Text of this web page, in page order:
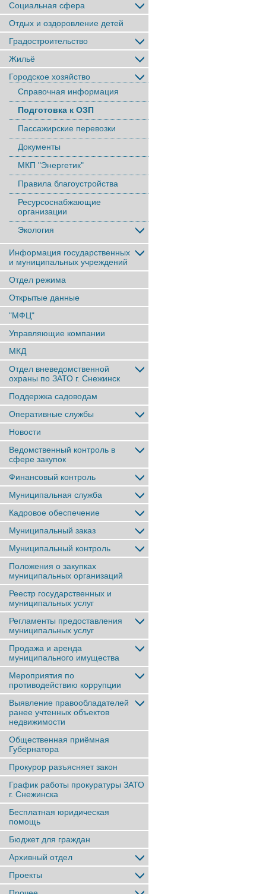
Социальная сфера
Отдых и оздоровление детей
Градостроительство
Жильё
Городское хозяйство
Справочная информация
Подготовка к ОЗП
Пассажирские перевозки
Документы
МКП "Энергетик"
Правила благоустройства
Ресурсоснабжающие
организации
Экология
Информация государственных
и муниципальных учреждений
Отдел режима
Открытые данные
"МФЦ"
Управляющие компании
МКД
Отдел вневедомственной
охраны по ЗАТО г. Снежинск
Поддержка садоводам
Оперативные службы
Новости
Ведомственный контроль в
сфере закупок
Финансовый контроль
Муниципальная служба
Кадровое обеспечение
Муниципальный заказ
Муниципальный контроль
Положения о закупках
муниципальных организаций
Реестр государственных и
муниципальных услуг
Регламенты предоставления
муниципальных услуг
Продажа и аренда
муниципального имущества
Мероприятия по
противодействию коррупции
Выявление правообладателей
ранее учтенныx объектов
недвижимости
Общественная приёмная
Губернатора
Прокурор разъясняет закон
График работы прокуратуры ЗАТО
г. Снежинска
Бесплатная юридическая
помощь
Бюджет для граждан
Архивный отдел
Проекты